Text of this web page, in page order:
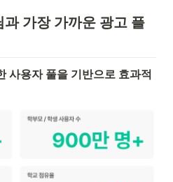
가장 가까운 광고 플
사용자 풀을 기반으로 효과적